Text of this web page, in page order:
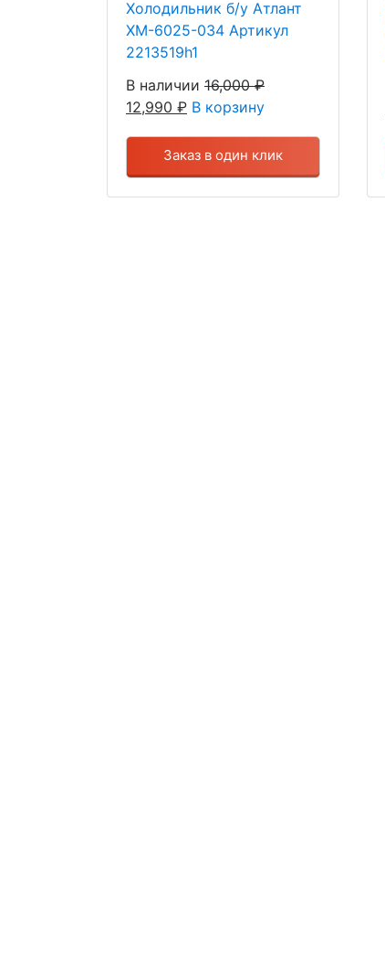
Холодильник б/у Атлант
ХМ-6025-034 Артикул
2213519h1
В наличии 16,000₽
12,990 ₽ В корзину
Заказ в один клик